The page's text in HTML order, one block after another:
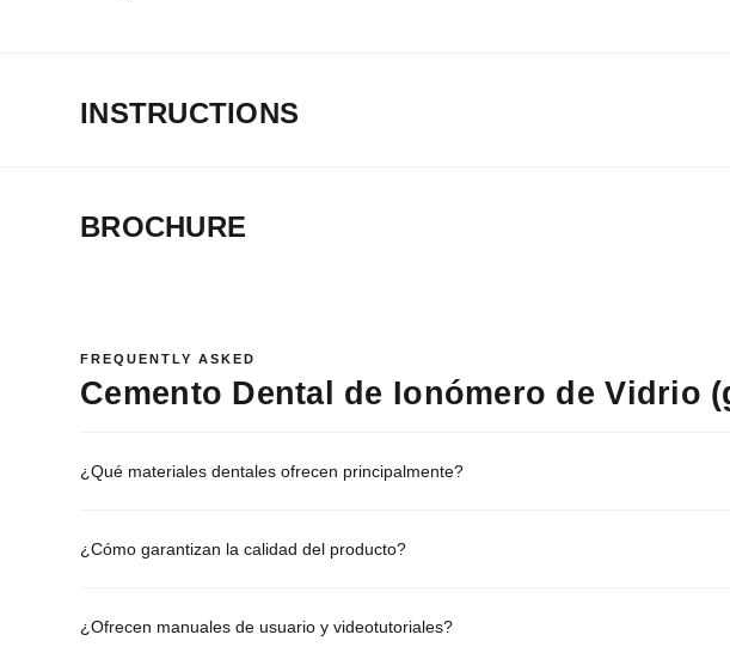
INSTRUCTIONS
BROCHURE
FREQUENTLY ASKED
Cemento Dental de Ionómero de Vidrio
¿Qué materiales dentales ofrecen principalmente?
¿Cómo garantizan la calidad del producto?
¿Ofrecen manuales de usuario y videotutoriales?